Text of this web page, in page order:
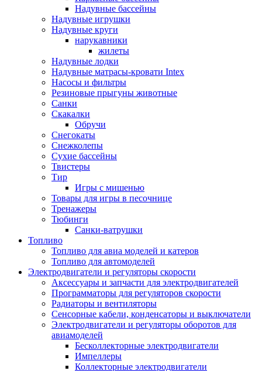
Надувные бассейны
Надувные игрушки
Надувные круги
нарукавники
жилеты
Надувные лодки
Надувные матрасы-кровати Intex
Насосы и фильтры
Резиновые прыгуны животные
Санки
Скакалки
Обручи
Снегокаты
Снежколепы
Сухие бассейны
Твистеры
Тир
Игры с мишенью
Товары для игры в песочнице
Тренажеры
Тюбинги
Санки-ватрушки
Топливо
Топливо для авиа моделей и катеров
Топливо для автомоделей
Электродвигатели и регуляторы скорости
Аксессуары и запчасти для электродвигателей
Программаторы для регуляторов скорости
Радиаторы и вентиляторы
Сенсорные кабели, конденсаторы и выключатели
Электродвигатели и регуляторы оборотов для
авиамоделей
Бесколлекторные электродвигатели
Импеллеры
Коллекторные электродвигатели